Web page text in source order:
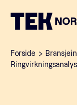
Om oss
Forside